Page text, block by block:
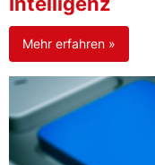
Mehr erfahren »